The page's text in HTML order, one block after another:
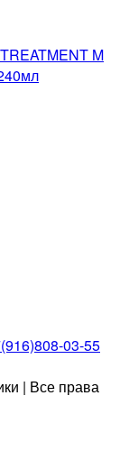
M
03-55
| Все права